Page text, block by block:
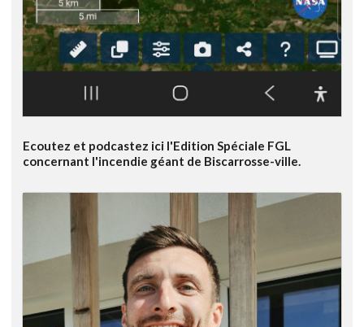
Ecoutez et podcastez ici l'Edition Spéciale FGL
concernant l'incendie géant de Biscarrosse-ville.